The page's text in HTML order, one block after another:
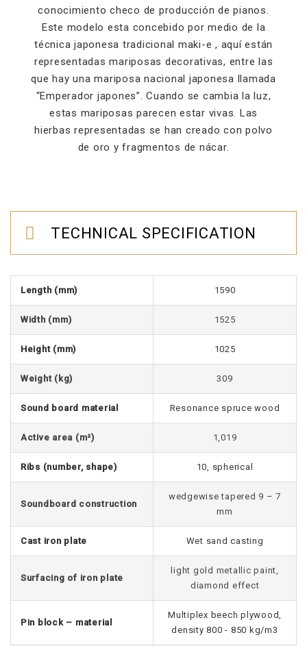
conocimiento checo de producción de pianos.
Este modelo esta concebido por medio de la
técnica japonesa tradicional maki-e , aquí están
representadas mariposas decorativas, entre las
que hay una mariposa nacional japonesa llamada
“Emperador japones”. Cuando se cambia la luz,
estas mariposas parecen estar vivas. Las
hierbas representadas se han creado con polvo
de oro y fragmentos de nácar.
TECHNICAL SPECIFICATION
Length (mm) 1590
Width (mm) 1525
Height (mm) 1025
Weight (kg) 309
Sound board material Resonance spruce wood
Active area (m²) 1,019
Ribs (number, shape) 10, spherical
Soundboard construction
wedgewise tapered 9 – 7
mm
Cast iron plate Wet sand casting
Surfacing of iron plate
light gold metallic paint,
diamond effect
Pin block – material
Multiplex beech plywood,
density 800 - 850 kg/m3